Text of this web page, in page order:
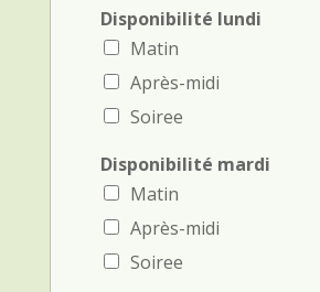
Disponibilité lundi
Matin
Après-midi
Soiree
Disponibilité mardi
Matin
Après-midi
Soiree